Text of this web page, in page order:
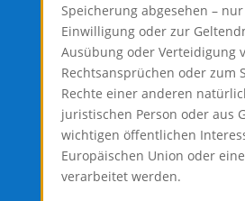
Speicherung abgesehen –
Einwilligung oder zur
Ausübung oder Verteidigung
Rechtsansprüchen oder zum
Rechte einer anderen
juristischen Person oder aus
wichtigen öffentlichen
Europäischen Union oder
verarbeitet werden.